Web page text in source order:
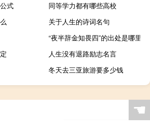
式
同等学力都有哪些高校
关于人生的诗词名句
“夜半辞金知畏四”的出处是哪里
人生没有退路励志名言
冬天去三亚旅游要多少钱
☚